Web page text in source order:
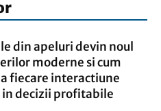
din apeluri devin noul
moderne si cum
fiecare interactiune
decizii profitabile